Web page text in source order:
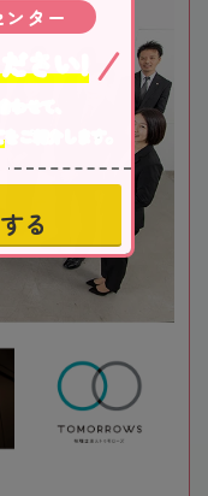
ター
わせて、
をご紹介します。
る